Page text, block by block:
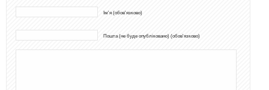
Ім'я (обов'язково)
Пошта (не буде опубліковано) (обов'язково)